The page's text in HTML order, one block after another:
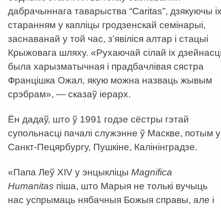
дабрачыннага таварыства “Caritas”, дзякуючы
старанням у капліцы гродзенскай семінарыі,
заснаванай у той час, з’явіліся алтар і стацыі
Крыжовага шляху. «Рухаючай сілай іх
была харызматычная і прадбачлівая сястра
Францішка Ожал, якую можна назваць жывым
срэбрам», — сказаў іерарх.
Ён дадаў, што ў 1991 годзе сёстры гэтай
супольнасці пачалі служэнне ў Маскве, потым у
Санкт-Пецярбургу, Пушкіне, Калінінградзе.
«Папа Леў XIV у энцыкліцы Magnifica
Humanitas піша, што Марыя не толькі вучыць
нас успрымаць нябачныя Божыя справы, але і